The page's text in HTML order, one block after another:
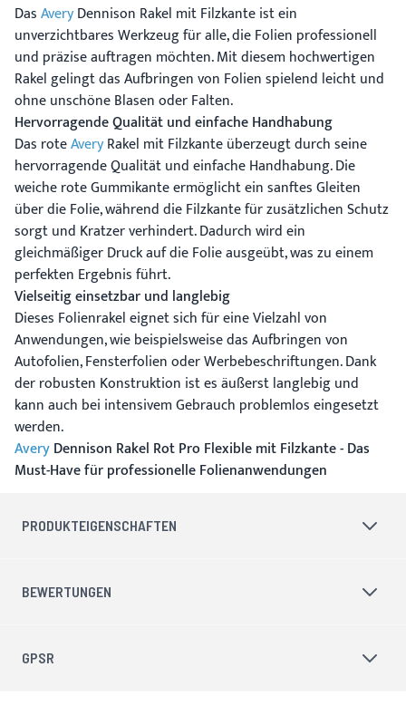
DasAveryDennison Rakel mit Filzkante ist ein
unverzichtbares Werkzeug für alle, die Folien professionell
und präzise auftragen möchten. Mit diesem hochwertigen
Rakel gelingt das Aufbringen von Folien spielend leicht und
ohne unschöne Blasen oder Falten.
Hervorragende Qualität und einfache Handhabung
Das roteAveryRakel mit Filzkante überzeugt durch seine
hervorragende Qualität und einfache Handhabung. Die
weiche rote Gummikante ermöglicht ein sanftes Gleiten
über die Folie, während die Filzkante für zusätzlichen Schutz
sorgt und Kratzer verhindert. Dadurch wird ein
gleichmäßiger Druck auf die Folie ausgeübt, was zu einem
perfekten Ergebnis führt.
Vielseitig einsetzbar und langlebig
Dieses Folienrakel eignet sich für eine Vielzahl von
Anwendungen, wie beispielsweise das Aufbringen von
Autofolien, Fensterfolien oder Werbebeschriftungen. Dank
der robusten Konstruktion ist es äußerst langlebig und
kann auch bei intensivem Gebrauch problemlos eingesetzt
werden.
AveryDennison Rakel Rot Pro Flexible mit Filzkante - Das
Must-Have für professionelle Folienanwendungen
PRODUKTEIGENSCHAFTEN
BEWERTUNGEN
GPSR